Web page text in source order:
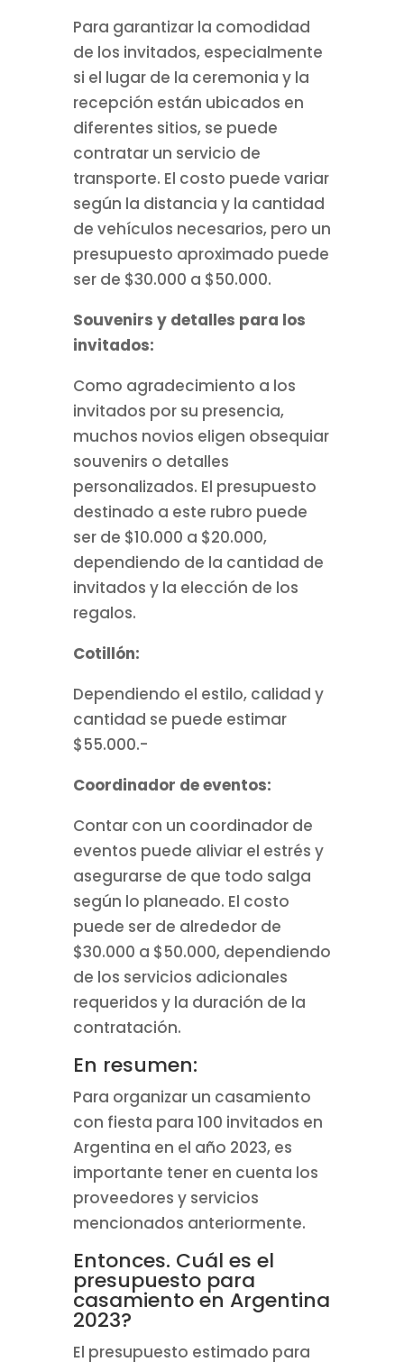
Para garantizar la comodidad
de los invitados, especialmente
si el lugar de la ceremonia y la
recepción están ubicados en
diferentes sitios, se puede
contratar un servicio de
transporte. El costo puede variar
según la distancia y la cantidad
de vehículos necesarios, pero un
presupuesto aproximado puede
ser de $30.000 a $50.000.
Souvenirs y detalles para los
invitados:
Como agradecimiento a los
invitados por su presencia,
muchos novios eligen obsequiar
souvenirs o detalles
personalizados. El presupuesto
destinado a este rubro puede
ser de $10.000 a $20.000,
dependiendo de la cantidad de
invitados y la elección de los
regalos.
Cotillón:
Dependiendo el estilo, calidad y
cantidad se puede estimar
$55.000.-
Coordinador de eventos:
Contar con un coordinador de
eventos puede aliviar el estrés y
asegurarse de que todo salga
según lo planeado. El costo
puede ser de alrededor de
$30.000 a $50.000, dependiendo
de los servicios adicionales
requeridos y la duración de la
contratación.
En resumen:
Para organizar un casamiento
con fiesta para 100 invitados en
Argentina en el año 2023, es
importante tener en cuenta los
proveedores y servicios
mencionados anteriormente.
Entonces. Cuál es el
presupuesto para
casamiento en Argentina
2023?
El presupuesto estimado para